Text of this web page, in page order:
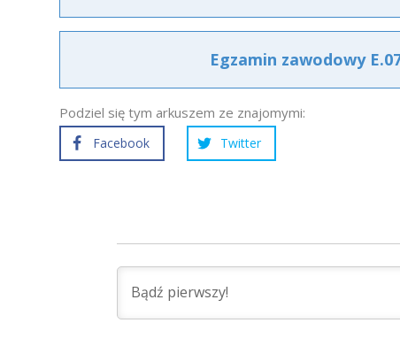
Egzamin zawodowy
Podziel się tym arkuszem ze znajomymi:
Facebook Twitter